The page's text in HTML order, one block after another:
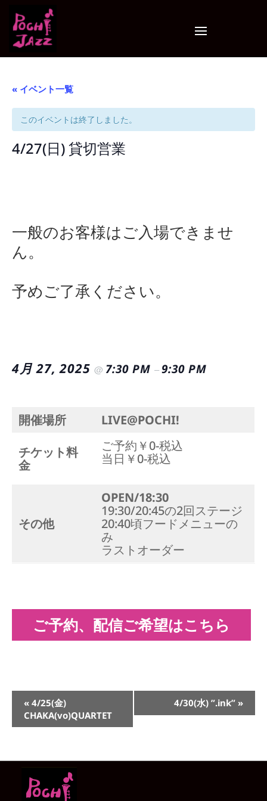
« イベント一覧
このイベントは終了しました。
4/27(日) 貸切営業
一般のお客様はご入場できませ
ん。
予めご了承ください。
4月 27, 2025 @ 7:30 PM –9:30 PM
開催場所
LIVE@POCHI!
チケット料
金
ご予約￥0-税込
当日￥0-税込
その他
OPEN/18:30
19:30/20:45の2回ステージ
20:40頃フードメニューの
み
ラストオーダー
ご予約、配信ご希望はこちら
イ
ベ
ン
ビ
« 4/25(金)
CHAKA(vo)QUARTET
4/30(水) ”.ink” »